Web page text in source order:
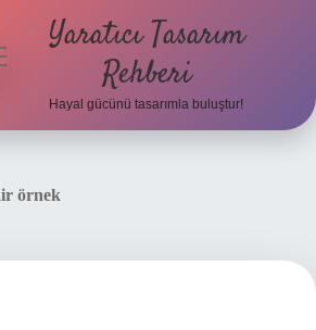
Yaratıcı Tasarım
Rehberi
Hayal gücünü tasarımla buluştur!
örnek